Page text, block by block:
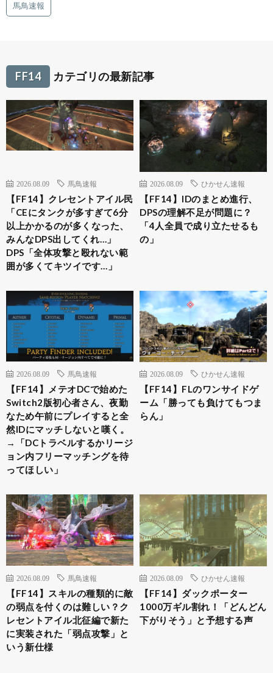
馬鳥速報
FF14 カテゴリの最新記事
2026.08.09 馬鳥速報
【FF14】クレセントアイル民
「CEにタンクが多すぎて6分
以上かかるのが多くなった、
みんなDPS出してくれ…」
DPS「全体攻撃と殴れない範
囲が多くてキツイです…」
2026.08.09 ひかせん速報
【FF14】IDのまとめ進行、
DPSの理解不足が問題に？
「4人全員で成り立たせるも
の」
2026.08.09 馬鳥速報
【FF14】メテオDCで始めた
Switch2版初心者さん、夜勤
なため午前にプレイすると全
然IDにマッチしないと嘆く。
→「DCトラベルするかリージ
ョン内フリーマッチングを待
ってほしい」
2026.08.09 ひかせん速報
【FF14】FLのワンサイドゲ
ーム「勝っても負けてもつま
らん」
2026.08.09 馬鳥速報
【FF14】スキルの種類的に敵
の弱点を付くのは難しい？ク
レセントアイル北征編で新た
に実装された「弱点攻撃」と
いう新仕様
2026.08.09 ひかせん速報
【FF14】ダックポーター
1000万ギル割れ！「どんどん
下がりそう」と予想する声